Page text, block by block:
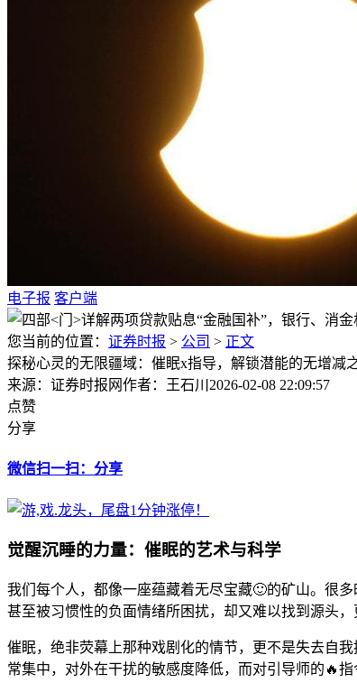
电子报 客户端
您当前的位置： 证券时报 > 公司 > 正文
探秘心灵的无限疆域：催眠x指导，解锁潜能的无增减
来源：证券时报网作者：王石川 2026-02-08 22:09:57
点赞
分享
微信扫一扫：分享
觉醒沉睡的力量：催眠的艺术与科学
我们每个人，都像一座蕴藏着无尽宝藏🙂的矿山。很
甚至被习惯性的负面情绪所困扰，却又难以找到源头
催眠，绝非荧幕上那种戏剧化的情节，更不是失去自
常集中，对外在干扰的敏感度降低，而对引导师的🔥